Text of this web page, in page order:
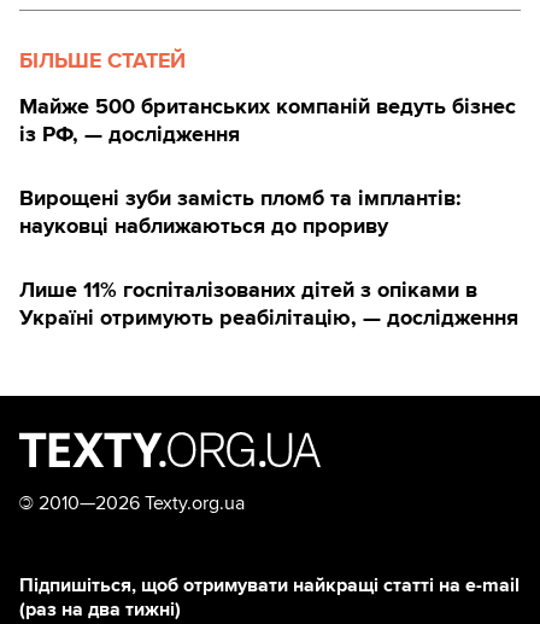
БІЛЬШЕ СТАТЕЙ
Майже 500 британських компаній ведуть бізнес
із РФ, — дослідження
Вирощені зуби замість пломб та імплантів:
науковці наближаються до прориву
Лише 11% госпіталізованих дітей з опіками в
Україні отримують реабілітацію, — дослідження
© 2010—2026 Texty.org.ua
Підпишіться, щоб отримувати найкращі статті на e-mail
(раз на два тижні)